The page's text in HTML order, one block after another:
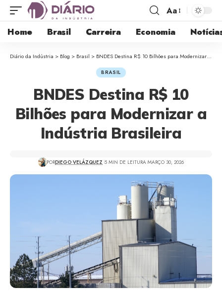
Aa
Home Brasil Carreira Economia
Diário da Indústria > Blog > Brasil > BNDES Destina R$ 10 Bilhões para Modernizar a Indústria Brasileira
BRASIL
BNDES Destina R$ 10
Bilhões para Modernizar a
Indústria Brasileira
PORDIEGO VELÁZQUEZ 5 MIN DE LEITURA MARÇO 30, 2026